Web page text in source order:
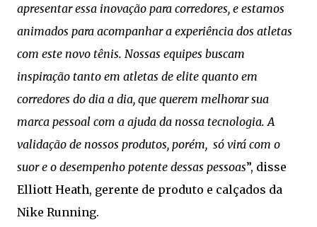
apresentar essa inovação para corredores, e estamos
animados para acompanhar a experiência dos atletas
com este novo tênis. Nossas equipes buscam
inspiração tanto em atletas de elite quanto em
corredores do dia a dia, que querem melhorar sua
marca pessoal com a ajuda da nossa tecnologia. A
validação de nossos produtos, porém, só virá com o
suor e o desempenho potente dessas pessoas”, disse
Elliott Heath, gerente de produto e calçados da
Nike Running.